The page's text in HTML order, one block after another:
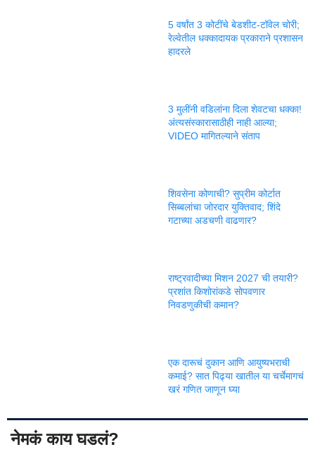
5 वर्षांत 3 कोटींचे बेडशीट-टॉवेल चोरी;
रेल्वेतील धक्कादायक प्रकाराने प्रशासन
हादरले
3 मुलींनी वडिलांना दिला शेवटचा धक्का!
अंत्यसंस्कारासाठीही नाही आल्या;
VIDEO मागितल्याने संताप
शिवसेना कोणाची? सुप्रीम कोर्टात
सिब्बलांचा जोरदार युक्तिवाद; शिंदे
गटाच्या अडचणी वाढणार?
राष्ट्रवादीच्या मिशन 2027 ची तयारी?
प्रशांत किशोरांकडे सोपवणार
निवडणुकीची कमान?
एक दारूचं दुकान आणि आयुष्यभराची
कमाई? सात पिढ्या खातील या चर्चेमागचं
खरं गणित जाणून घ्या
नेमकं काय घडलं?